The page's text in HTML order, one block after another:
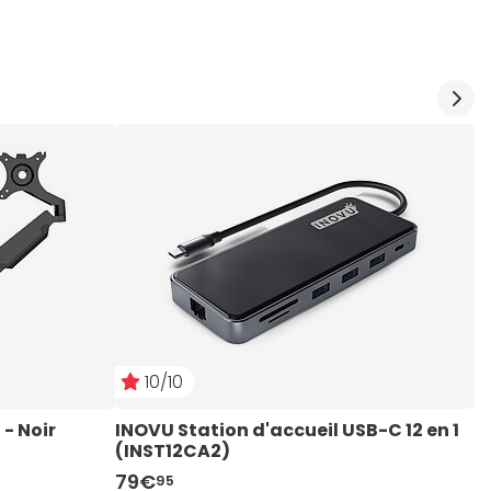
- Noir
10/10
INOVU Station d'accueil USB-C 12 en 1
(INST12CA2)
79€95
INOVU Kit de nettoyage KN20
COMPACT
11€95
6/10
Inovu PES220
249€95